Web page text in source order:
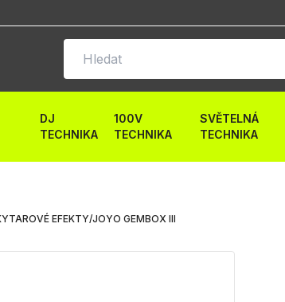
DJ
TECHNIKA
100V
TECHNIKA
SVĚTELNÁ
TECHNIKA
EFEKTY/JOYO GEMBOX III